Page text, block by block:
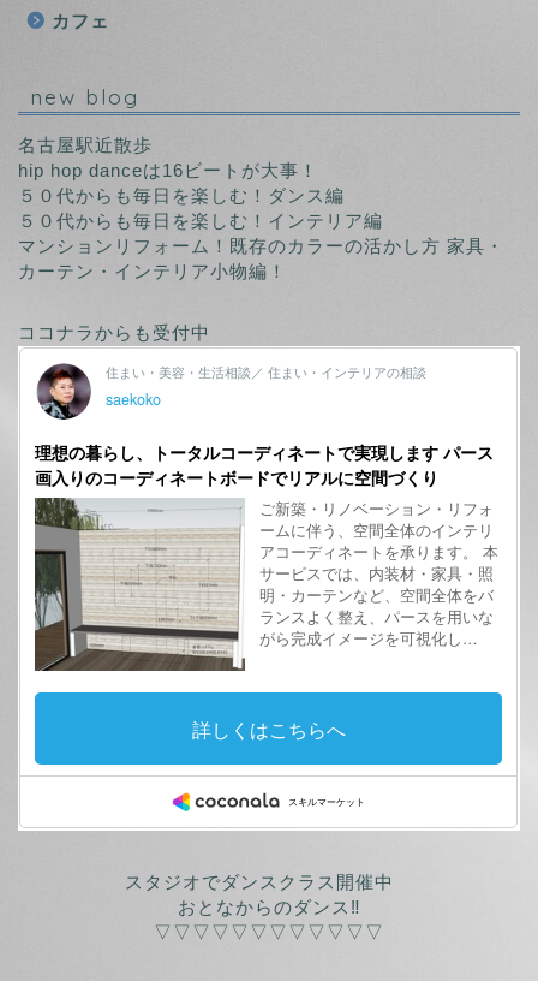
カフェ
new blog
名古屋駅近散歩
hip hop danceは16ビートが大事！
５０代からも毎日を楽しむ！ダンス編
５０代からも毎日を楽しむ！インテリア編
マンションリフォーム！既存のカラーの活かし方 家具・
カーテン・インテリア小物編！
ココナラからも受付中
スタジオでダンスクラス開催中
おとなからのダンス‼
▽▽▽▽▽▽▽▽▽▽▽▽